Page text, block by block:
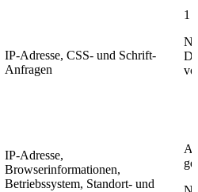
IP-Adresse, CSS- und Schrift-
Anfragen
1
IP-Adresse,
Browserinformationen,
Betriebssystem, Standort- und